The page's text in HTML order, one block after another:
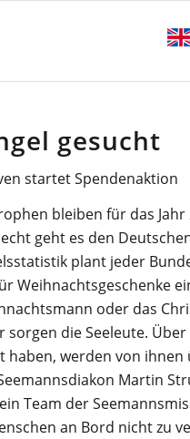
gesucht
startet Spendenaktion
bleiben für das Jahr
geht es den
plant jeder
Weihnachtsgeschenke
oder das
sorgen die Seeleute.
haben, werden von ihnen
Martin
Team der
an Bord nicht zu